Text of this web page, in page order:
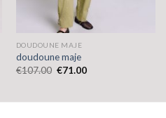
DOUDOUNE MAJE
doudoune maje
€107.00 €71.00